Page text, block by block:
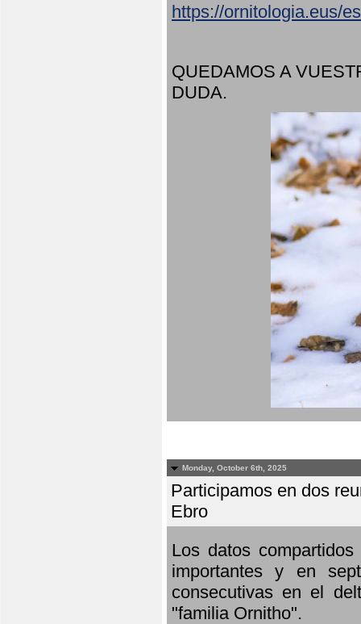
https://ornitologia.eus/
QUEDAMOS A
DUDA.
Monday, October 6th, 2025
Participamos en dos
Ebro
Los datos
importantes y en
consecutivas en el
"familia Ornitho".